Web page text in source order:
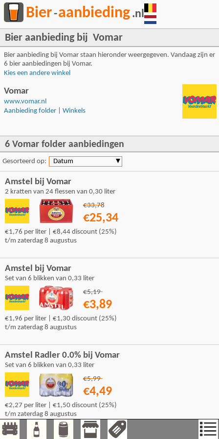
Bier-aanbieding .nl
Bier aanbieding bij Vomar
Bier aanbieding bij Vomar staan hieronder weergegeven. Vandaag zijn er
6 bier aanbiedingen bij Vomar.
Kies een andere winkel
Vomar
www.vomar.nl
Aanbieding folder
Winkels
6 Vomar folder aanbiedingen
Gesorteerd op: Datum ▼
Amstel bij Vomar
2 kratten van 24 flessen van 0,30 liter
€33,78
€25,34
€1,76 per liter | €8,44 discount (25%)
t/m zaterdag 8 augustus
Amstel bij Vomar
Set van 6 blikken van 0,33 liter
€5,19
€3,89
€1,96 per liter | €1,30 discount (25%)
t/m zaterdag 8 augustus
Amstel Radler 0.0% bij Vomar
Set van 6 blikken van 0,33 liter
€5,99
€4,49
€2,27 per liter | €1,50 discount (25%)
t/m zaterdag 8 augustus